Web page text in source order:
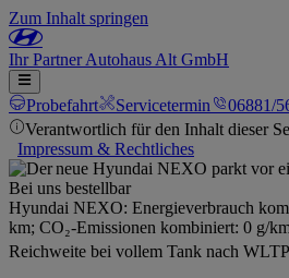
Zum Inhalt springen
IhrPartnerAutohaus Alt GmbH
Probefahrt Servicetermin
06881/
Verantwortlich für den Inhalt dieser
Impressum & Rechtliches
Bei uns bestellbar
Hyundai NEXO: Energieverbrauch
km; CO₂-Emissionen kombiniert: 0 g/
Reichweite bei vollem Tank nach